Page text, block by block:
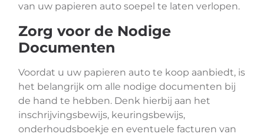
van uw papieren auto soepel te laten verlopen.
Zorg voor de Nodige
Documenten
Voordat u uw papieren auto te koop aanbiedt, is
het belangrijk om alle nodige documenten bij
de hand te hebben. Denk hierbij aan het
inschrijvingsbewijs, keuringsbewijs,
onderhoudsboekje en eventuele facturen van